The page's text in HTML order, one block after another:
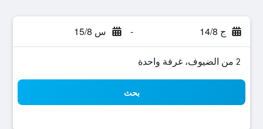
ج 14/8 - س 15/8
2 من الضيوف، غرفة واحدة
بحث